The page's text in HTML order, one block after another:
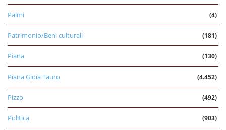
Palmi (4)
Patrimonio/Beni culturali (181)
Piana (130)
Piana Gioia Tauro (4.452)
Pizzo (492)
Politica (903)